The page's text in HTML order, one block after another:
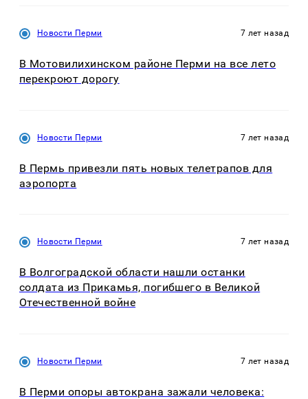
Новости Перми 7 лет назад
В Мотовилихинском районе Перми на все лето
перекроют дорогу
Новости Перми 7 лет назад
В Пермь привезли пять новых телетрапов для
аэропорта
Новости Перми 7 лет назад
В Волгоградской области нашли останки
солдата из Прикамья, погибшего в Великой
Отечественной войне
Новости Перми 7 лет назад
В Перми опоры автокрана зажали человека: